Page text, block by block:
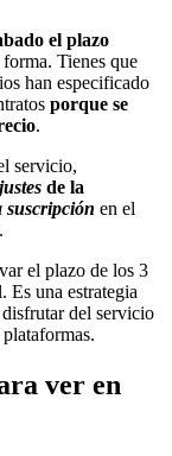
el plazo
Tienes que
han especificado
porque se
.
servicio,
de la
suscripción en el
el plazo de los 3
Es una estrategia
del servicio
ver en